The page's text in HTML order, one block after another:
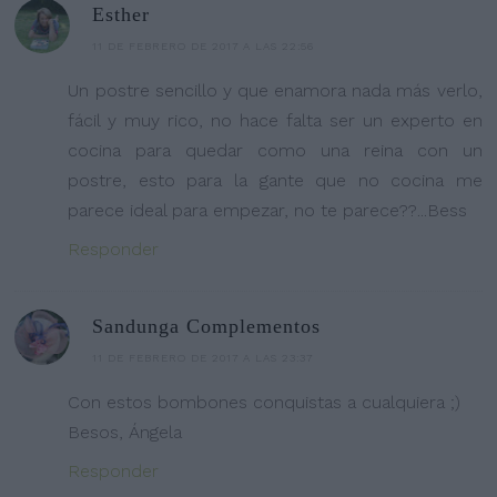
Esther
Un postre sencillo y que enamora nada más verlo,
fácil y muy rico, no hace falta ser un experto en
cocina para quedar como una reina con un
postre, esto para la gante que no cocina me
parece ideal para empezar, no te parece??...Bess
Responder
Sandunga Complementos
Con estos bombones conquistas a cualquiera ;)
Besos, Ángela
Responder